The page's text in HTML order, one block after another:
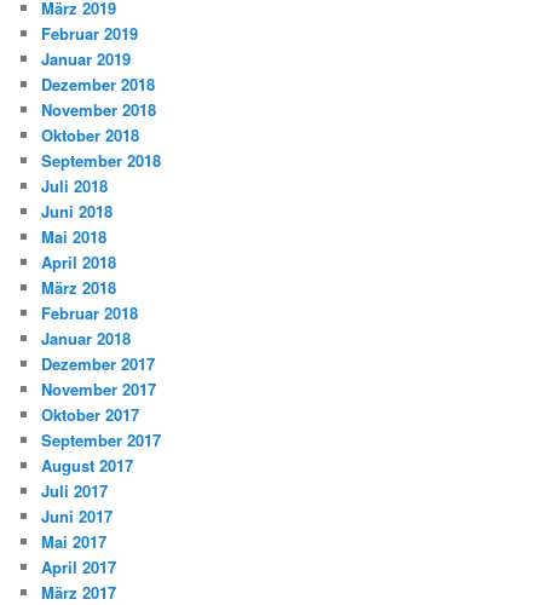
März 2019
Februar 2019
Januar 2019
Dezember 2018
November 2018
Oktober 2018
September 2018
Juli 2018
Juni 2018
Mai 2018
April 2018
März 2018
Februar 2018
Januar 2018
Dezember 2017
November 2017
Oktober 2017
September 2017
August 2017
Juli 2017
Juni 2017
Mai 2017
April 2017
März 2017